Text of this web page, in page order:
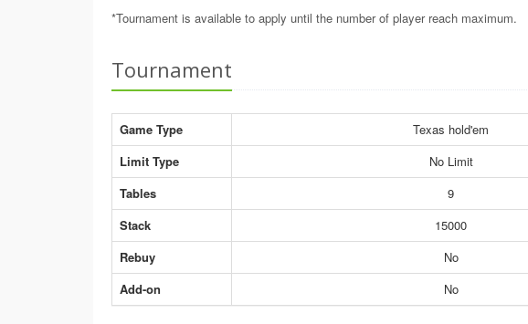
*Tournament is available to apply until the number of player reach maximum.
Tournament
Game Type
Texas hold'em
Limit Type
No Limit
Tables
9
Stack
15000
Rebuy
No
Add-on
No